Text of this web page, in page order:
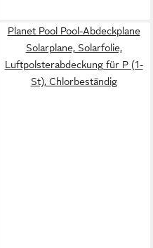
Planet Pool Pool-Abdeckplane
Solarplane, Solarfolie,
Luftpolsterabdeckung für P (1-
St), Chlorbeständig